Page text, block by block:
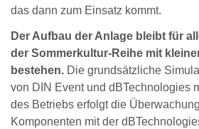
das dann zum Einsatz kommt.
Der Aufbau der Anlage bleibt für
der Sommerkultur-Reihe mit
bestehen. Die grundsätzliche
von DIN Event und dBTechnologies
des Betriebs erfolgt die
Komponenten mit der